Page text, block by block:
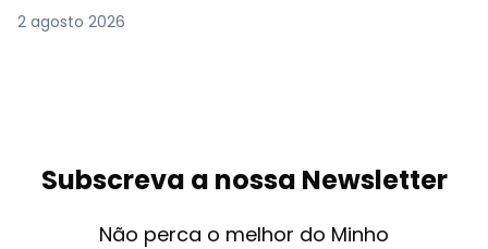
2 agosto 2026
Subscreva a nossa Newsletter
Não perca o melhor do Minho